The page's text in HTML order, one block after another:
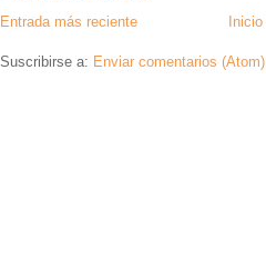
Entrada más reciente
Inicio
Suscribirse a: Enviar comentarios (Atom)